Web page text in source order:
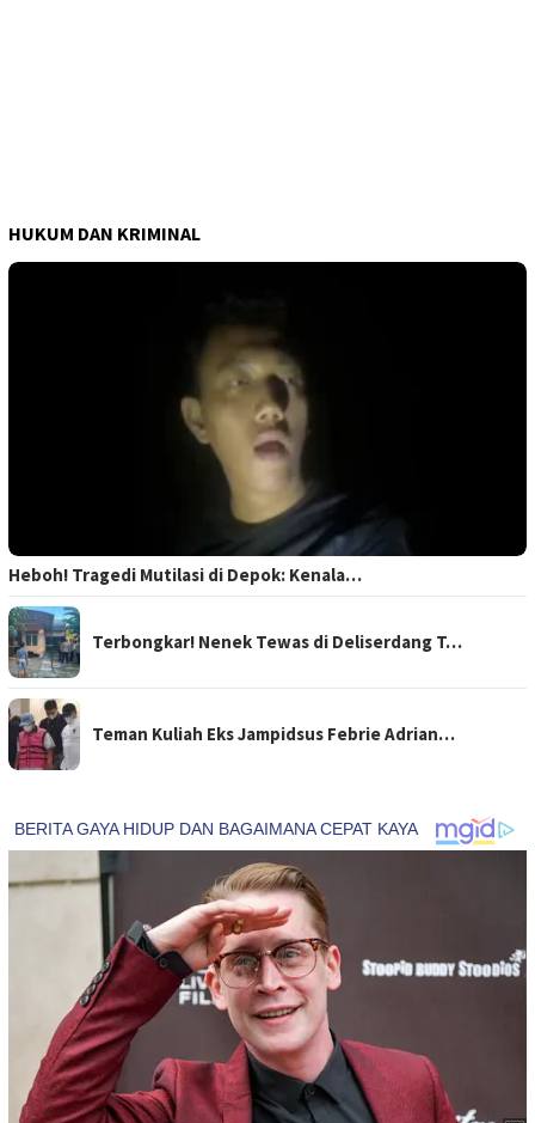
HUKUM DAN KRIMINAL
Heboh! Tragedi Mutilasi di Depok: Kenala…
Terbongkar! Nenek Tewas di Deliserdang T…
Teman Kuliah Eks Jampidsus Febrie Adrian…